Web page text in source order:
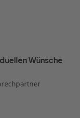
Wünsche